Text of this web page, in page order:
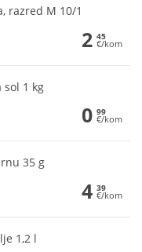
razred M 10/1
2 45
€/kom
sol 1 kg
0 99
€/kom
35 g
4 39
€/kom
1,2 l